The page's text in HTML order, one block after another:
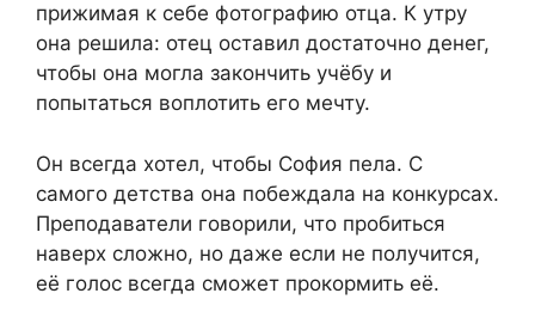
прижимая к себе фотографию отца. К утру
она решила: отец оставил достаточно денег,
чтобы она могла закончить учёбу и
попытаться воплотить его мечту.
Он всегда хотел, чтобы София пела. С
самого детства она побеждала на конкурсах.
Преподаватели говорили, что пробиться
наверх сложно, но даже если не получится,
её голос всегда сможет прокормить её.